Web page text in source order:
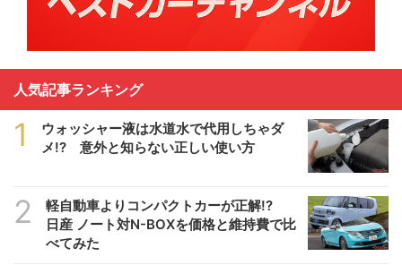
人気記事ランキング
1
ウォッシャー液は水道水で代用しちゃダ
メ!? 意外と知らない正しい使い方
2
軽自動車よりコンパクトカーが正解!?
日産 ノート対N-BOXを価格と維持費で比
べてみた